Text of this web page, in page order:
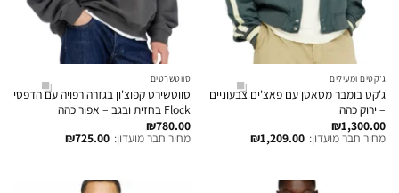
ג'קטים ומעילים
ג'קט בומבר מסאטן עם פאצ'ים צבעוניים
– ירוק כהה
₪1,300.00
מחיר חבר מועדון: ₪1,209.00
סווטשרטים
סווטשירט קפוצ'ון בגזרה רפויה עם הדפסי
Flock בחזית ובגב – אפור כהה
₪780.00
מחיר חבר מועדון: ₪725.00